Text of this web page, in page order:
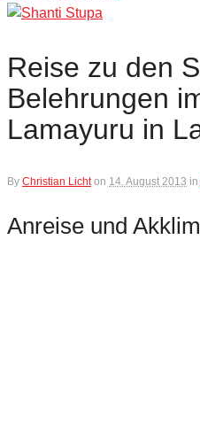
Reise zu den
Belehrungen
Lamayuru in
By Christian Licht on 14. August 2013 in
Anreise und